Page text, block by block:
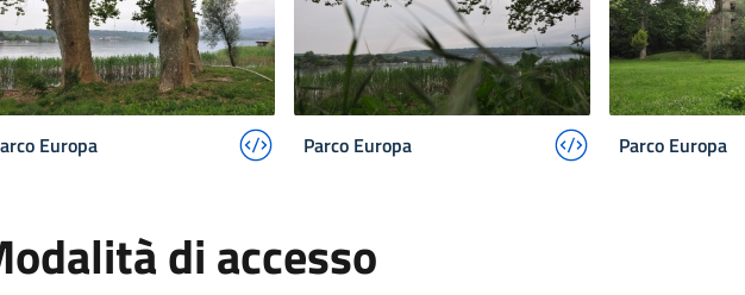
Europa Parco Europa Parco Europa
di accesso